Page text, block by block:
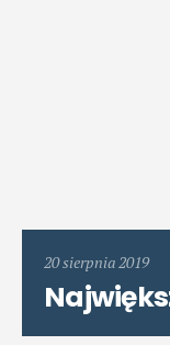
20 sierpnia 2019